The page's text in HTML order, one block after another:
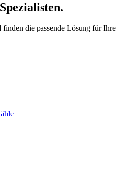
die passende Lösung für Ihre